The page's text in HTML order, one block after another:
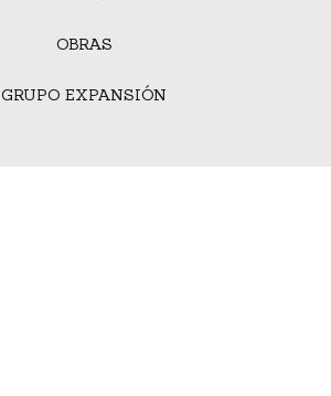
OBRAS
GRUPO EXPANSIÓN